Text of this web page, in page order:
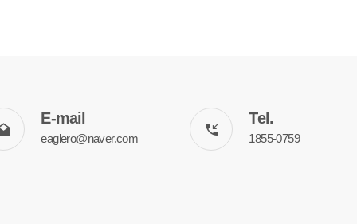
E-mail
eaglero@naver.com
Tel.
1855-0759